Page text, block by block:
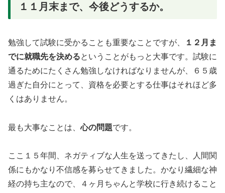
１１月末まで、今後どうするか。
勉強して試験に受かることも重要なことですが、
１２月ま
でに就職先を決めるということがもっと大事です。試験に
通るためにたくさん勉強しなければなりませんが、６５歳
過ぎた自分にとって、資格を必要とする仕事はそれほど多
くはありません。
最も大事なことは、心の問題です。
ここ１５年間、ネガティブな人生を送ってきたし、人間関
係にもかなり不信感を募らせてきました。かなり繊細な神
経の持ち主なので、４ヶ月ちゃんと学校に行き続けること